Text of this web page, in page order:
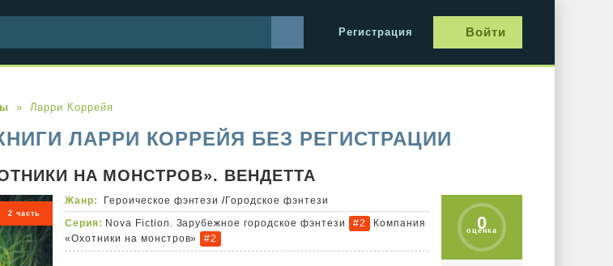
Регистрация Войти
Ларри Коррейя
ЛАРРИ КОРРЕЙЯ БЕЗ РЕГИСТРАЦИИ
НА МОНСТРОВ». ВЕНДЕТТА
2 часть 0
оценка
Жанр: Героическое фэнтези /Городское фэнтези
Серия: Nova Fiction. Зарубежное городское фэнтези #2
Компания
«Охотники на монстров»
#2